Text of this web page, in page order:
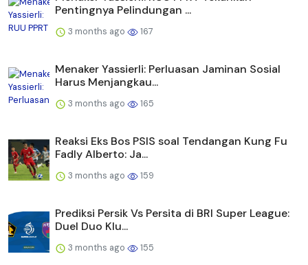
Pentingnya Pelindungan ...
3 months ago 167
Menaker Yassierli: Perluasan Jaminan Sosial
Harus Menjangkau...
3 months ago 165
Reaksi Eks Bos PSIS soal Tendangan Kung Fu
Fadly Alberto: Ja...
3 months ago 159
Prediksi Persik Vs Persita di BRI Super League:
Duel Duo Klu...
3 months ago 155